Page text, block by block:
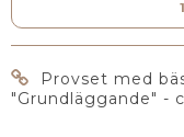
Provset med
"Grundläggande" -